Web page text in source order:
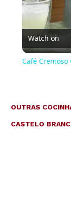
Watch on
Café Cremoso
OUTRAS
CASTELO